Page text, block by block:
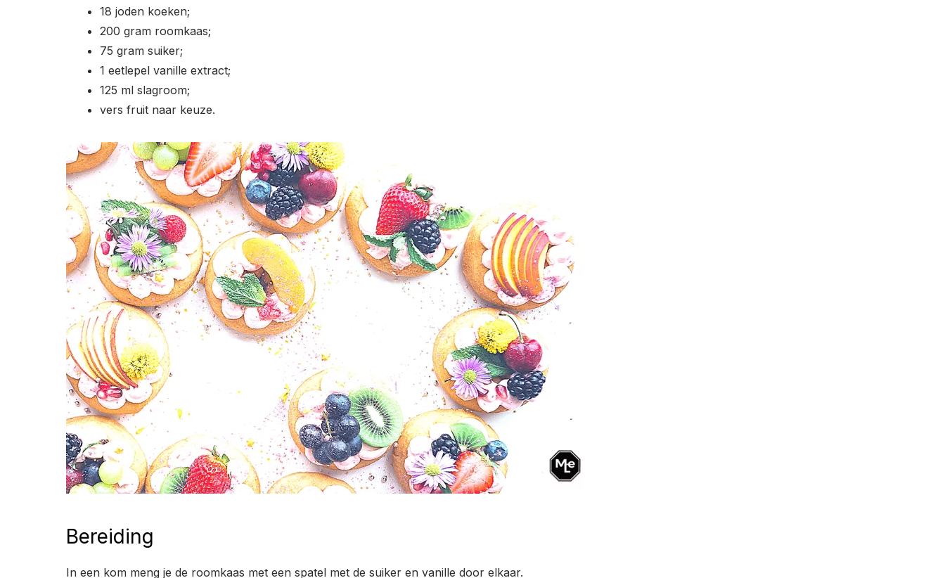
18 joden koeken;
200 gram roomkaas;
75 gram suiker;
1 eetlepel vanille extract;
125 ml slagroom;
vers fruit naar keuze.
Bereiding
In een kom meng je de roomkaas met een spatel met de suiker en vanille door elkaar.